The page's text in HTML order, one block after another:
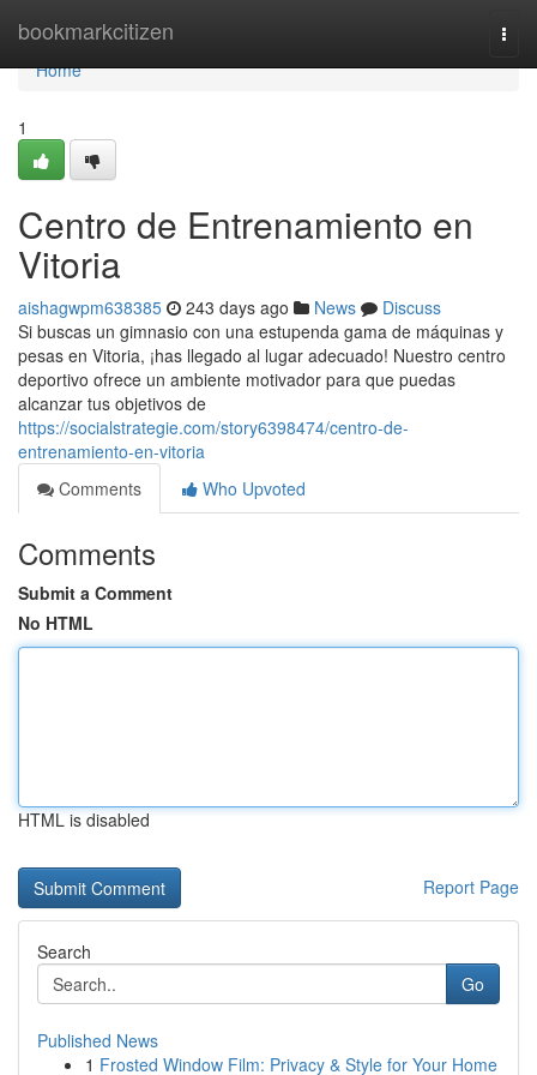
bookmarkcitizen
Home
Home
1
Centro de Entrenamiento en
Vitoria
aishagwpm638385 243 days ago News
Discuss
Si buscas un gimnasio con una estupenda gama de máquinas y
pesas en Vitoria, ¡has llegado al lugar adecuado! Nuestro centro
deportivo ofrece un ambiente motivador para que puedas
alcanzar tus objetivos de
https://socialstrategie.com/story6398474/centro-de-
entrenamiento-en-vitoria
Comments
Who Upvoted
Comments
Submit a Comment
No HTML
HTML is disabled
Report Page
Search
Go
Published News
1 Frosted Window Film: Privacy & Style for Your Home